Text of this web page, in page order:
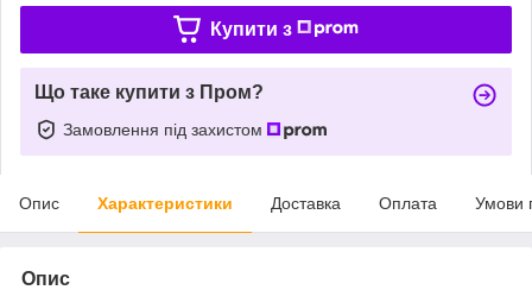
Купити з
Що таке купити з Пром?
Замовлення під захистом
Опис Характеристики Доставка Оплата Умови
Опис